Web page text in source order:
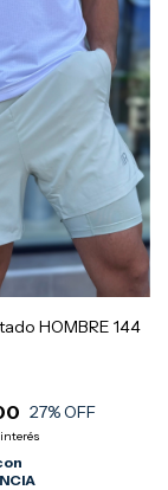
HOMBRE 144
27% OFF